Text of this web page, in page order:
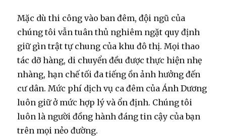
Mặc dù thi công vào ban đêm, đội ngũ của
chúng tôi vẫn tuân thủ nghiêm ngặt quy định
giữ gìn trật tự chung của khu đô thị. Mọi thao
tác dỡ hàng, di chuyển đều được thực hiện nhẹ
nhàng, hạn chế tối đa tiếng ồn ảnh hưởng đến
cư dân. Mức phí dịch vụ ca đêm của Ánh Dương
luôn giữ ở mức hợp lý và ổn định. Chúng tôi
luôn là người đồng hành đáng tin cậy của bạn
trên mọi nẻo đường.